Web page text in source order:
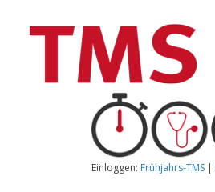
Inhalt
Einloggen: Frühjahrs-TMS |